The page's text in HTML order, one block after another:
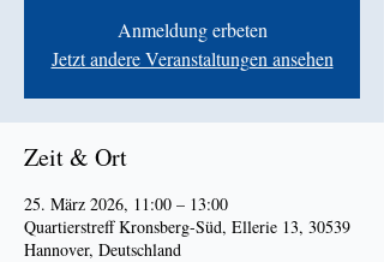
Anmeldung erbeten
Jetzt andere Veranstaltungen ansehen
Zeit & Ort
25. März 2026, 11:00 – 13:00
Quartierstreff Kronsberg-Süd, Ellerie 13, 30539
Hannover, Deutschland